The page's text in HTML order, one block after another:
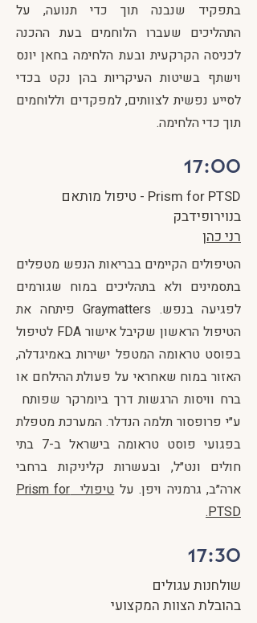
בתפקיד שנבנה תוך כדי תנועה, על
התהליכים שעברו הלוחמים בעת ההכנה
לכניסה הקרקעית ובעת הלחימה בחאן יונס
וישתף בשיטות העיקריות בהן נקט בכדי
לסייע נפשית לצוותים, למפקדים וללוחמים
תוך כדי הלחימה.
17:00
Prism for PTSD - טיפול מותאם
בנוירופידבק
רני כהן
הטיפולים הקיימים בבריאות הנפש מטפלים
בתסמינים ולא בתהליכים במוח שגורמים
לפגיעה בנפש. Graymatters פיתחה את
הטיפול הראשון שקיבל אישור FDA לטיפול
בפוסט טראומה המטפל ישירות באמיגדלה,
האזור במוח שאחראי על פעולת ההילחם או
ברח וויסות הרגשות דרך ביומרקר שפותח
ע״י פרופסור תלמה הנדלר. המערכת מטפלת
בפגועי פוסט טראומה בישראל ב-7 בתי
חולים ונט״ל, ובעשרות קליניקות ברחבי
ארה״ב, גרמניה ויפן. על
טיפולי Prism for
PTSD.
17:30
שולחנות עגולים
בהובלת הצוות המקצועי